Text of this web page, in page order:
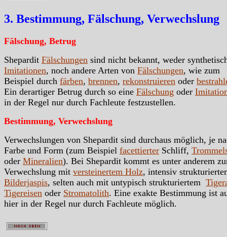
3. Bestimmung, Fälschung, Verwechslung
Fälschung, Betrug
Shepardit Fälschungen sind nicht bekannt, weder
Imitationen, noch andere Arten von Fälschungen, wie zum
Beispiel durch färben, brennen, rekonstruieren oder
Ein derartiger Betrug durch so eine Fälschung oder
in der Regel nur durch Fachleute festzustellen.
Bestimmung, Verwechslung
Verwechslungen von Shepardit sind durchaus möglich, je
Farbe und Form (zum Beispiel facettierter Schliff,
oder Mineralien). Bei Shepardit kommt es unter anderem
Verwechslung mit versteinertem Holz, intensiv
Bilderjaspis, selten auch mit untypisch strukturiertem
Tigereisen oder Stromatolith. Eine exakte Bestimmung ist
hier in der Regel nur durch Fachleute möglich.